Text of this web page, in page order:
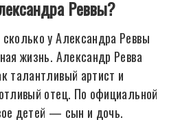
Реввы?
у Александра Реввы
жизнь. Александр Ревва
талантливый артист и
отец. По официальной
детей — сын и дочь.